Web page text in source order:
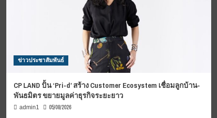
ข่าวประชาสัมพันธ์
CP LAND ปั้น ‘Pri-d’ สร้าง Customer Ecosystem เชื่อมลูกบ้าน-
พันธมิตร ขยายมูลค่าธุรกิจระยะยาว
admin1 05/08/2026